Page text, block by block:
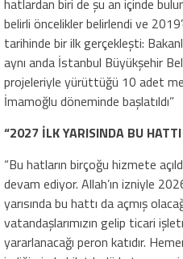
hatlardan biri de şu an içinde
belirli öncelikler belirlendi ve
tarihinde bir ilk gerçekleşti:
aynı anda İstanbul Büyükşehir
projeleriyle yürüttüğü 10 adet
İmamoğlu döneminde başlatıldı”
“2027 İLK YARISINDA BU
“Bu hatların birçoğu hizmete
devam ediyor. Allah’ın izniyle
yarısında bu hattı da açmış
vatandaşlarımızın gelip ticari
yararlanacağı peron katıdır.